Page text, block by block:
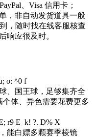
、Visa 信用卡；
，非自动发货道具一般
，随时找在线客服核查
响应很及时。
o: ^0 f
、国王球，足够集齐全
体、异色需要花费更多
r9 E k! ?. D% X
能白嫖多颗赛季棱镜